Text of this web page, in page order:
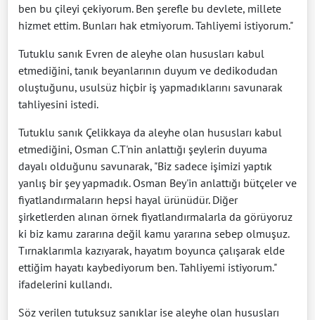
ben bu çileyi çekiyorum. Ben şerefle bu devlete, millete
hizmet ettim. Bunları hak etmiyorum. Tahliyemi istiyorum."
Tutuklu sanık Evren de aleyhe olan hususları kabul
etmediğini, tanık beyanlarının duyum ve dedikodudan
oluştuğunu, usulsüz hiçbir iş yapmadıklarını savunarak
tahliyesini istedi.
Tutuklu sanık Çelikkaya da aleyhe olan hususları kabul
etmediğini, Osman C.T'nin anlattığı şeylerin duyuma
dayalı olduğunu savunarak, "Biz sadece işimizi yaptık
yanlış bir şey yapmadık. Osman Bey'in anlattığı bütçeler ve
fiyatlandırmaların hepsi hayal ürünüdür. Diğer
şirketlerden alınan örnek fiyatlandırmalarla da görüyoruz
ki biz kamu zararına değil kamu yararına sebep olmuşuz.
Tırnaklarımla kazıyarak, hayatım boyunca çalışarak elde
ettiğim hayatı kaybediyorum ben. Tahliyemi istiyorum."
ifadelerini kullandı.
Söz verilen tutuksuz sanıklar ise aleyhe olan hususları